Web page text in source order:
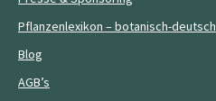
Pflanzenlexikon – botanisch-deutsch
Blog
AGB’s